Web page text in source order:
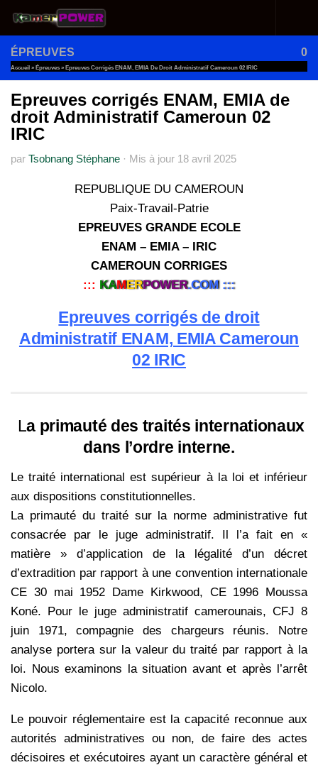
Au dessous du contenu
ÉPREUVES 0
Accueil » Épreuves » Epreuves Corrigés ENAM, EMIA De Droit Administratif Cameroun 02 IRIC
Epreuves corrigés ENAM, EMIA de
droit Administratif Cameroun 02
IRIC
par Tsobnang Stéphane · Mis à jour 18 avril 2025
REPUBLIQUE DU CAMEROUN
Paix-Travail-Patrie
EPREUVES GRANDE ECOLE
ENAM – EMIA – IRIC
CAMEROUN CORRIGES
::: KAMERPOWER.COM :::
Epreuves corrigés de droit
Administratif ENAM, EMIA Cameroun
02 IRIC
Laprimauté des traités internationaux
dans l’ordre interne.
Le traité international est supérieur à la loi et inférieur
aux dispositions constitutionnelles.
La primauté du traité sur la norme administrative fut
consacrée par le juge administratif. Il l’a fait en «
matière » d’application de la légalité d’un décret
d’extradition par rapport à une convention internationale
CE 30 mai 1952 Dame Kirkwood, CE 1996 Moussa
Koné. Pour le juge administratif camerounais, CFJ 8
juin 1971, compagnie des chargeurs réunis. Notre
analyse portera sur la valeur du traité par rapport à la
loi. Nous examinons la situation avant et après l’arrêt
Nicolo.
Le pouvoir réglementaire est la capacité reconnue aux
autorités administratives ou non, de faire des actes
décisoires et exécutoires ayant un caractère général et